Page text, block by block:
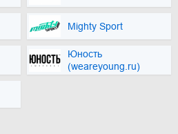
Mighty Sport
Юность
(weareyoung.ru)